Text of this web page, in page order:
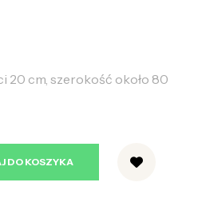
20 cm, szerokość około 80
DO KOSZYKA